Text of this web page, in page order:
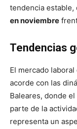
tendencia estable,
en noviembre
Tendencias
El mercado
acorde con las
Baleares, donde
parte de la
representa un